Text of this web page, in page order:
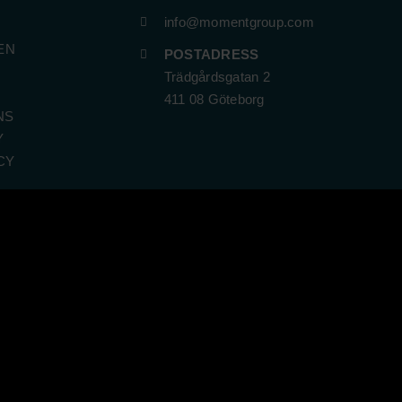
info@momentgroup.com
POSTADRESS
Trädgårdsgatan 2
411 08 Göteborg